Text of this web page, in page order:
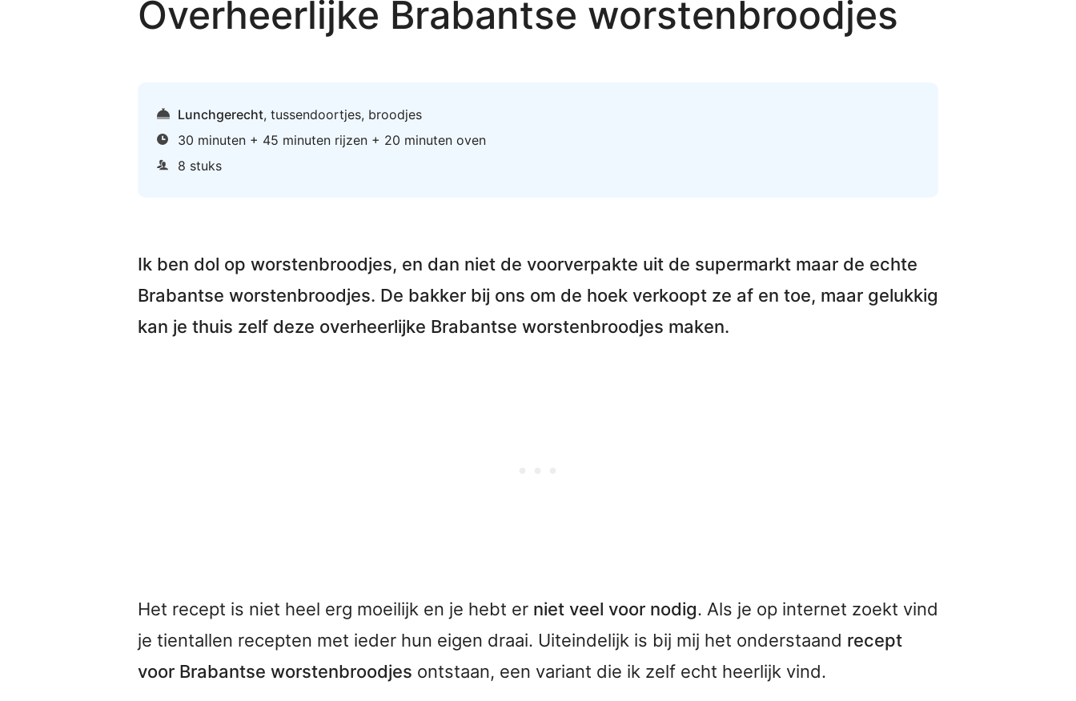
Overheerlijke Brabantse worstenbroodjes
Lunchgerecht, tussendoortjes, broodjes
30 minuten + 45 minuten rijzen + 20 minuten oven
8 stuks
Ik ben dol op worstenbroodjes, en dan niet de voorverpakte uit de supermarkt maar de echte
Brabantse worstenbroodjes. De bakker bij ons om de hoek verkoopt ze af en toe, maar gelukkig
kan je thuis zelf deze overheerlijke Brabantse worstenbroodjes maken.
Het recept is niet heel erg moeilijk en je hebt er niet veel voor nodig. Als je op internet zoekt vind
je tientallen recepten met ieder hun eigen draai. Uiteindelijk is bij mij het onderstaand recept
voor Brabantse worstenbroodjes ontstaan, een variant die ik zelf echt heerlijk vind.